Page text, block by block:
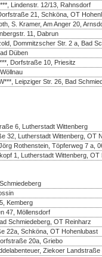
Lindenstr. 12/13, Rahnsdorf
21, Schköna, OT
S. Kramer, Am Anger 20,
11, Dabrun
Dommitzscher Str. 2 a, Bad
Düben
Dorfstraße 10, Priesitz
Leipziger Str. 26, Bad
6, Lutherstadt Wittenberg
32, Lutherstadt Wittenberg, OT
Rothenstein, Töpferweg 7 a,
1, Lutherstadt Wittenberg, OT
Kemberg
47, Möllensdorf
Schmiedeberg, OT Reinharz
22a, Schköna, OT Hohenlubast
20a, Griebo
Ziekoer